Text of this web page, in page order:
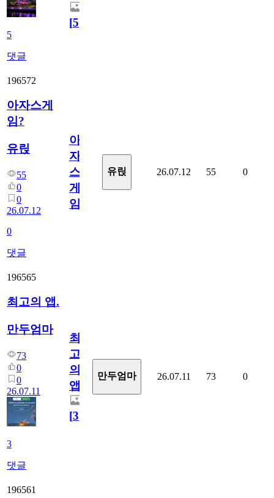
5
댓글
[5]
196572
아자스게
임?
유릱
55
0
0
26.07.12
0
댓글
아
자
스
게
임?
유릱 26.07.12 55 0
196565
최고의 앱.
만두엄마
73
0
0
26.07.11
3
댓글
최
고
의
앱.
[3]
만두엄마 26.07.11 73 0
196561